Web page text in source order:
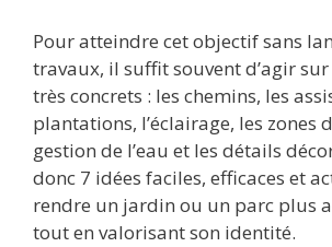
Pour atteindre cet objectif sans
travaux, il suffit souvent d’agir
très concrets : les chemins, les
plantations, l’éclairage, les zones
gestion de l’eau et les détails
donc 7 idées faciles, efficaces et
rendre un jardin ou un parc plus
tout en valorisant son identité.